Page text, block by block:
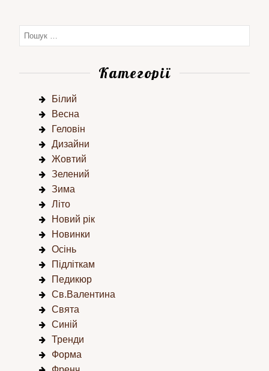
Категорії
Білий
Весна
Геловін
Дизайни
Жовтий
Зелений
Зима
Літо
Новий рік
Новинки
Осінь
Підліткам
Педикюр
Св.Валентина
Свята
Синій
Тренди
Форма